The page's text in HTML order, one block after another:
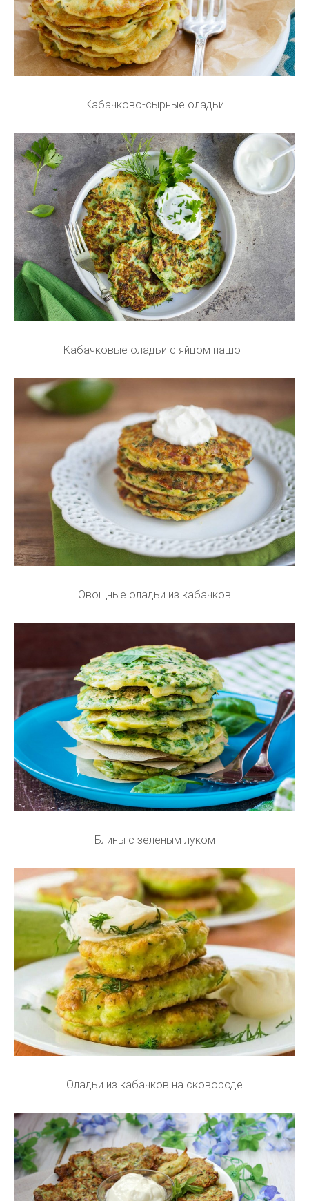
Кабачково-сырные оладьи
Кабачковые оладьи с яйцом пашот
Овощные оладьи из кабачков
Блины с зеленым луком
Оладьи из кабачков на сковороде